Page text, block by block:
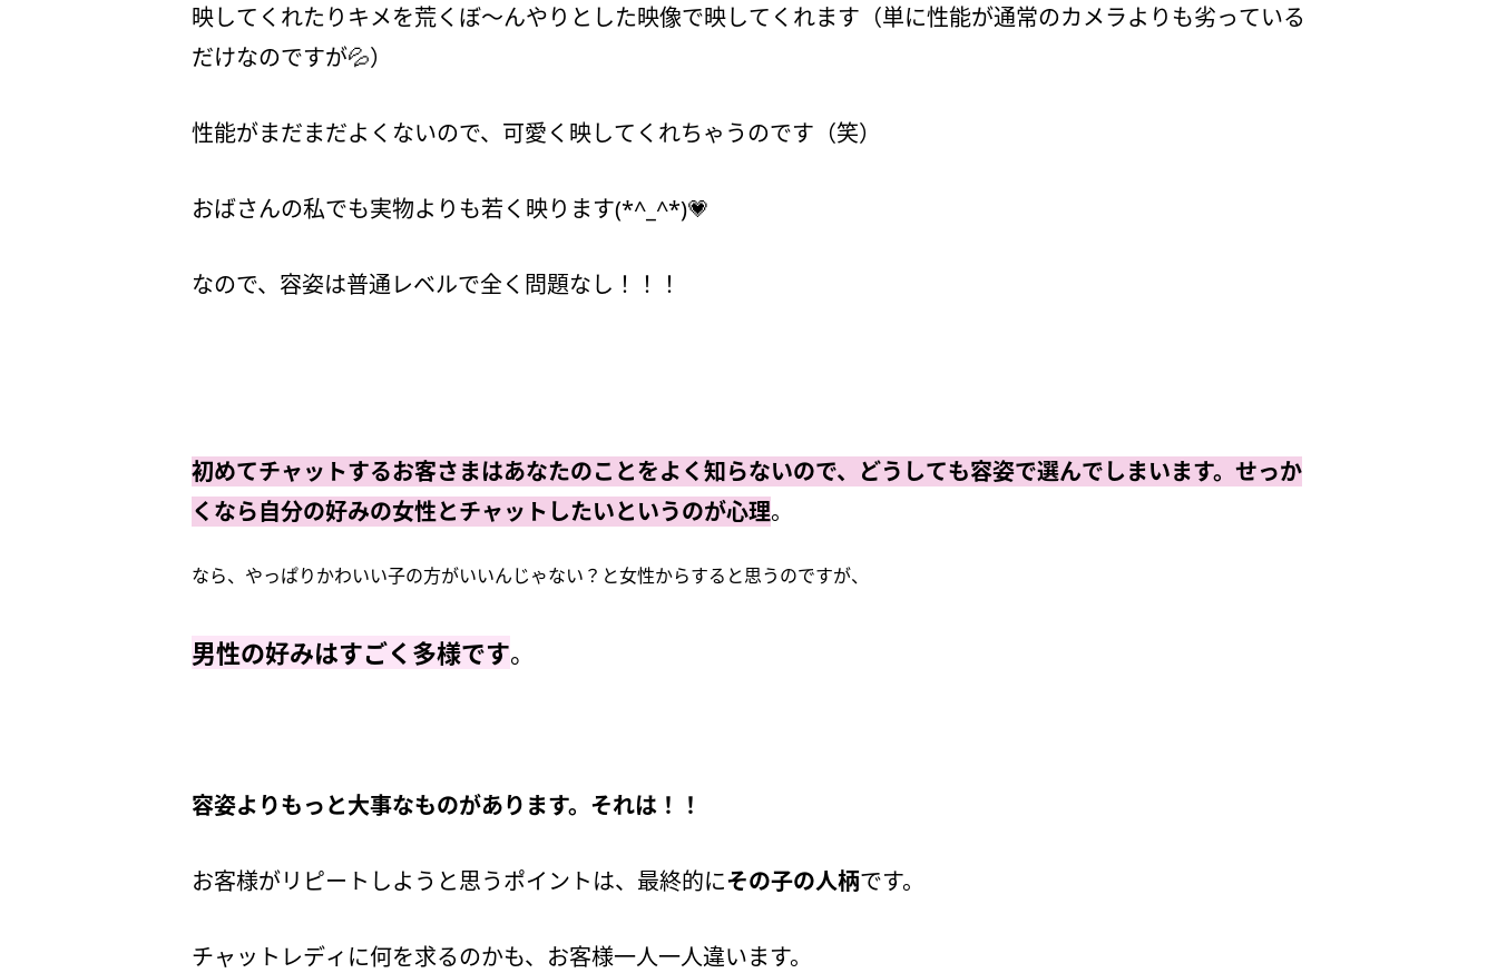
映してくれたりキメを荒くぼ～んやりとした映像で映してくれます（単に性能が通常のカメラよりも劣っている
だけなのですが💦）
性能がまだまだよくないので、可愛く映してくれちゃうのです（笑）
おばさんの私でも実物よりも若く映ります(*^_^*)💗
なので、容姿は普通レベルで全く問題なし！！！
初めてチャットするお客さまはあなたのことをよく知らないので、どうしても容姿で選んでしまいます。せっか
くなら自分の好みの女性とチャットしたいというのが心理。
なら、やっぱりかわいい子の方がいいんじゃない？と女性からすると思うのですが、
男性の好みはすごく多様です。
容姿よりもっと大事なものがあります。それは！！
お客様がリピートしようと思うポイントは、最終的にその子の人柄です。
チャットレディに何を求るのかも、お客様一人一人違います。